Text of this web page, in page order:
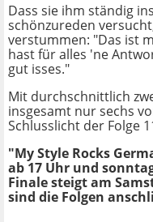
Dass sie ihm ständig
schönzureden
verstummen: "Das ist
hast für alles 'ne
gut isses."
Mit durchschnittlich
insgesamt nur sechs
Schlusslicht der Folge
"My Style Rocks
ab 17 Uhr und
Finale steigt am
sind die Folgen